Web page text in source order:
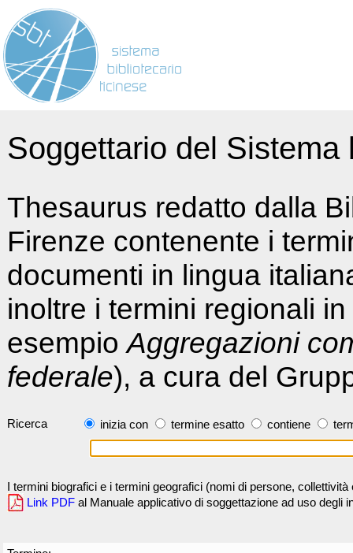
Soggettario del
Thesaurus redatto dalla
Firenze contenente i
documenti in lingua
inoltre i termini regionali
esempioAggregazioni
federale), a cura del
Ricerca inizia con termine esatto contiene
I termini biografici e i termini geografici (nomi di persone,
Link PDF al Manuale applicativo di soggettazione ad uso degli